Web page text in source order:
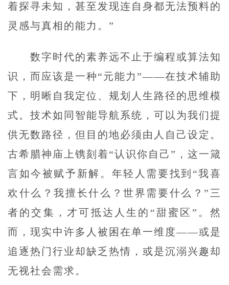
着探寻未知，甚至发现连自身都无法预料的
灵感与真相的能力。”
数字时代的素养远不止于编程或算法知
识，而应该是一种“元能力”——在技术辅助
下，明晰自我定位、规划人生路径的思维模
式。技术如同智能导航系统，可以为我们提
供无数路径，但目的地必须由人自己设定。
古希腊神庙上镌刻着“认识你自己”，这一箴
言如今被赋予新解。年轻人需要找到“我喜
欢什么？我擅长什么？世界需要什么？”三
者的交集，才可抵达人生的“甜蜜区”。然
而，现实中许多人被困在单一维度——或是
追逐热门行业却缺乏热情，或是沉溺兴趣却
无视社会需求。